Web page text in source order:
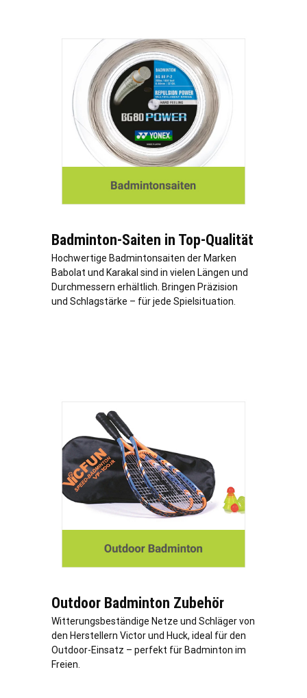
Badminton-Saiten in Top-Qualität
Hochwertige Badmintonsaiten der Marken
Babolat und Karakal sind in vielen Längen und
Durchmessern erhältlich. Bringen Präzision
und Schlagstärke – für jede Spielsituation.
Outdoor Badminton Zubehör
Witterungsbeständige Netze und Schläger von
den Herstellern Victor und Huck, ideal für den
Outdoor-Einsatz – perfekt für Badminton im
Freien.